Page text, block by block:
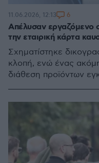
Απέλυσαν εργαζόμενο
την εταιρική κάρτα
Σχηματίστηκε
κλοπή, ενώ ένας
διάθεση προϊόντων
11.06.2026, 12:13 6